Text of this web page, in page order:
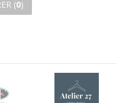
(0)